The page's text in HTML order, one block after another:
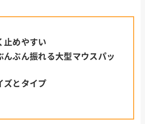
止めやすい
んぶん振れる大型マウスパッ
ズとタイプ